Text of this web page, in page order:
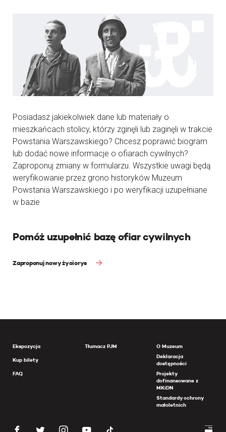
Posiadasz jakiekolwiek dane lub materiały o
mieszkańcach stolicy, którzy zginęli lub zaginęli w trakcie
Powstania Warszawskiego? Chcesz poprawić biogram
lub dodać nowe informacje o ofiarach cywilnych?
Zaproponuj zmiany w formularzu. Wszystkie uwagi będą
weryfikowanie przez grono historyków Muzeum
Powstania Warszawskiego i po weryfikacji uzupełniane
w bazie
Pomóż uzupełnić bazę ofiar cywilnych
Zaproponuj nowy życiorys
Ekspozycja
Kup bilety
FAQ
Tłumacz PJM
O Muzeum
Deklaracja
dostępności
Projekty
dofinansowane z
MKiDN
Standardy ochrony
małoletnich